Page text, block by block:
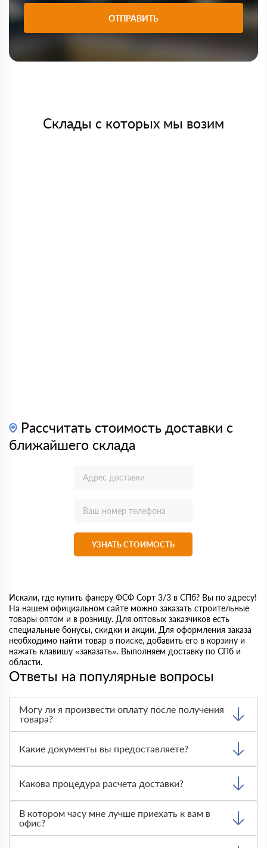
ОТПРАВИТЬ
Склады с которых мы возим
Рассчитать стоимость доставки с
ближайшего склада
УЗНАТЬ СТОИМОСТЬ
Искали, где купить фанеру ФСФ Сорт 3/3 в СПб? Вы по адресу!
На нашем официальном сайте можно заказать строительные
товары оптом и в розницу. Для оптовых заказчиков есть
специальные бонусы, скидки и акции. Для оформления заказа
необходимо найти товар в поиске, добавить его в корзину и
нажать клавишу «заказать». Выполняем доставку по СПб и
области.
Ответы на популярные вопросы
Могу ли я произвести оплату после получения
товара?
Тем не менее, если качество полученных вами товаров
неприемлемо, вы можете отказаться от них.
Какие документы вы предоставляете?
как сертификаты подлинности, удостоверения качества
и транспортные документы, на каждый предлагаемый
нами товар.
Какова процедура расчета доставки?
менеджер, чтобы обсудить особенности заказа. После
этого наша команда логистов определит цену и график
доставки и сообщит вам эту информацию.
В котором часу мне лучше приехать к вам в
офис?